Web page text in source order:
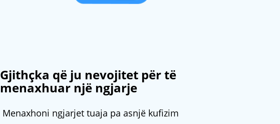
Gjithçka që ju nevojitet për të
menaxhuar një ngjarje
Menaxhoni ngjarjet tuaja pa asnjë kufizim